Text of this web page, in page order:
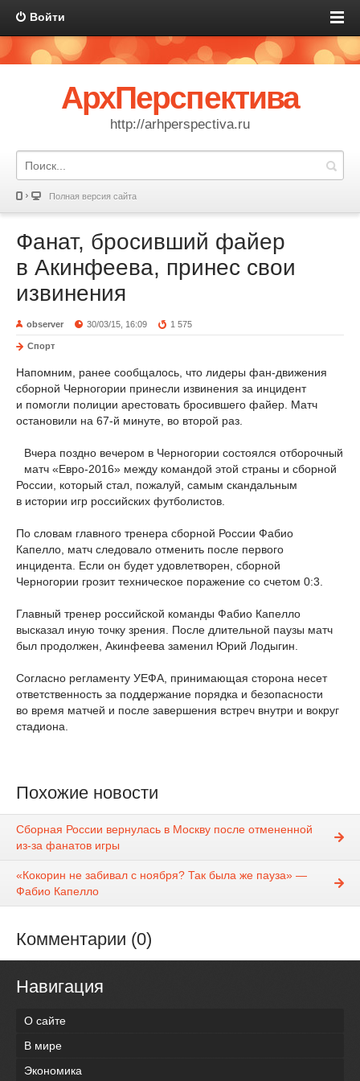
Войти
АрхПерспектива
http://arhperspectiva.ru
Полная версия сайта
Фанат, бросивший файер
в Акинфеева, принес свои
извинения
observer 30/03/15, 16:09 1 575
Спорт
Напомним, ранее сообщалось, что лидеры фан-движения
сборной Черногории принесли извинения за инцидент
и помогли полиции арестовать бросившего файер. Матч
остановили на 67-й минуте, во второй раз.
Вчера поздно вечером в Черногории состоялся отборочный
матч «Евро-2016» между командой этой страны и сборной
России, который стал, пожалуй, самым скандальным
в истории игр российских футболистов.
По словам главного тренера сборной России Фабио
Капелло, матч следовало отменить после первого
инцидента. Если он будет удовлетворен, сборной
Черногории грозит техническое поражение со счетом 0:3.
Главный тренер российской команды Фабио Капелло
высказал иную точку зрения. После длительной паузы матч
был продолжен, Акинфеева заменил Юрий Лодыгин.
Согласно регламенту УЕФА, принимающая сторона несет
ответственность за поддержание порядка и безопасности
во время матчей и после завершения встреч внутри и вокруг
стадиона.
Похожие новости
Сборная России вернулась в Москву после отмененной
из-за фанатов игры
«Кокорин не забивал с ноября? Так была же пауза» —
Фабио Капелло
Комментарии (0)
Навигация
О сайте
В мире
Экономика